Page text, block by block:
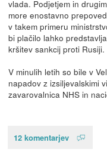
vlada. Podjetjem in
more enostavno
v takem primeru
bi plačilo lahko
kršitev sankcij proti Rusiji.
V minulih letih so bile v
napadov z izsiljevalskimi
zavarovalnica NHS in
12 komentarjev